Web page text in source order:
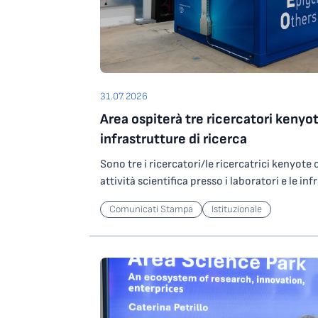
31.07.2026
Area ospiterà tre ricercatori
infrastrutture di ricerca
Sono tre i ricercatori/le ricercatrici kenyote
attività scientifica presso i laboratori e le
Science Park grazie a un contributo del
Ricerca che l’Ente ha ottenuto partecipando
nell’ambito degli investimenti del PNRR. In
potranno svolgere attività di ricerca presso
altamente specializzata per lo studio di
operando su ORFEO, centro per il calcolo
Comunicati Stampa Istituzionale